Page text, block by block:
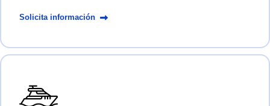
Solicita información